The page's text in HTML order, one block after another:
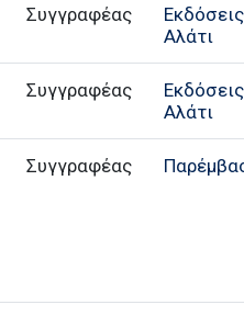
Συγγραφέας
Εκδόσεις
Αλάτι
Συγγραφέας
Εκδόσεις
Αλάτι